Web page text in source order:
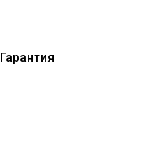
Гарантия